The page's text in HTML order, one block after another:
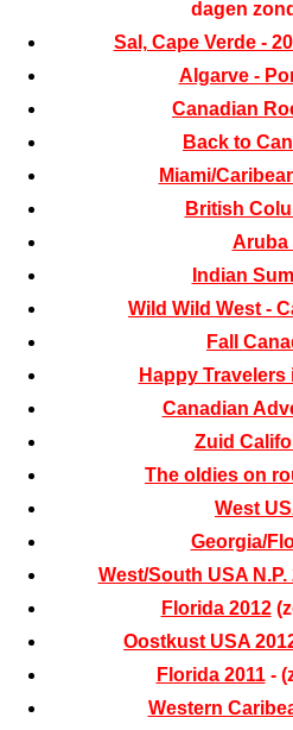
dagen
Sal, Cape Verde -
Algarve -
Canadian
Back to
Miami/
British
Aruba
Indian
Wild Wild West -
Fall
Happy Travelers
Canadian
Zuid
The oldies on
West
Georgia/
West/South USA N.P.
Florida 2012
Oostkust USA
Florida 2011-
Western